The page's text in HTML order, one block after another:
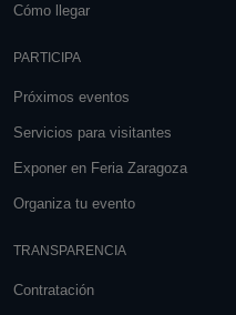
Cómo llegar
PARTICIPA
Próximos eventos
Servicios para visitantes
Exponer en Feria Zaragoza
Organiza tu evento
TRANSPARENCIA
Contratación